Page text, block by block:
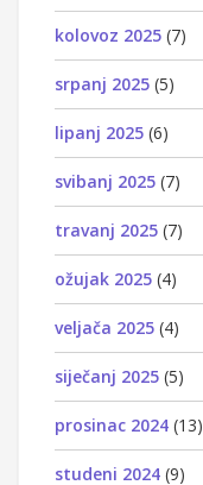
kolovoz 2025 (7)
srpanj 2025 (5)
lipanj 2025 (6)
svibanj 2025 (7)
travanj 2025 (7)
ožujak 2025 (4)
veljača 2025 (4)
siječanj 2025 (5)
prosinac 2024 (13)
studeni 2024 (9)